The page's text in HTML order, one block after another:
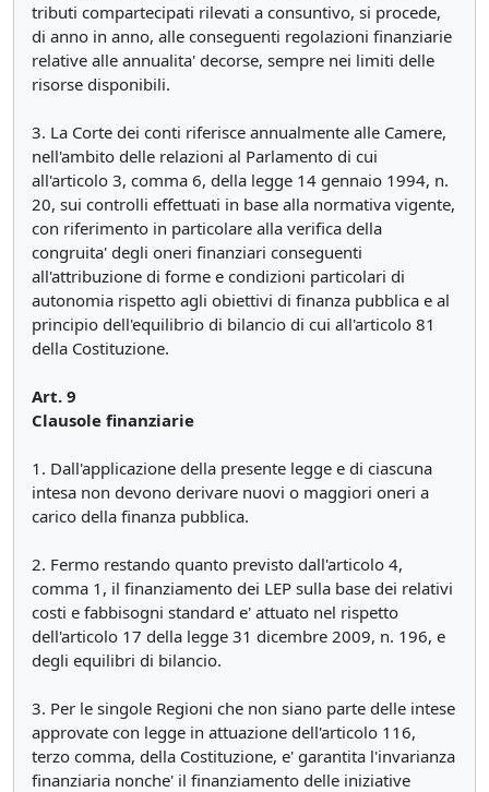
tributi compartecipati rilevati a consuntivo, si procede,
di anno in anno, alle conseguenti regolazioni finanziarie
relative alle annualita' decorse, sempre nei limiti delle
risorse disponibili.
3. La Corte dei conti riferisce annualmente alle Camere,
nell'ambito delle relazioni al Parlamento di cui
all'articolo 3, comma 6, della legge 14 gennaio 1994, n.
20, sui controlli effettuati in base alla normativa vigente,
con riferimento in particolare alla verifica della
congruita' degli oneri finanziari conseguenti
all'attribuzione di forme e condizioni particolari di
autonomia rispetto agli obiettivi di finanza pubblica e al
principio dell'equilibrio di bilancio di cui all'articolo 81
della Costituzione.
Art. 9
Clausole finanziarie
1. Dall'applicazione della presente legge e di ciascuna
intesa non devono derivare nuovi o maggiori oneri a
carico della finanza pubblica.
2. Fermo restando quanto previsto dall'articolo 4,
comma 1, il finanziamento dei LEP sulla base dei relativi
costi e fabbisogni standard e' attuato nel rispetto
dell'articolo 17 della legge 31 dicembre 2009, n. 196, e
degli equilibri di bilancio.
3. Per le singole Regioni che non siano parte delle intese
approvate con legge in attuazione dell'articolo 116,
terzo comma, della Costituzione, e' garantita l'invarianza
finanziaria nonche' il finanziamento delle iniziative